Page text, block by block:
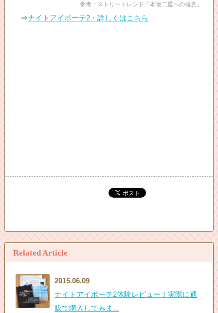
参考：ストリートレンド「本物二重への極意」
⇒ナイトアイボーテ2・詳しくはこちら
Related Article
2015.06.09
ナイトアイボーテ2体験レビュー！実際に通
販で購入してみま...